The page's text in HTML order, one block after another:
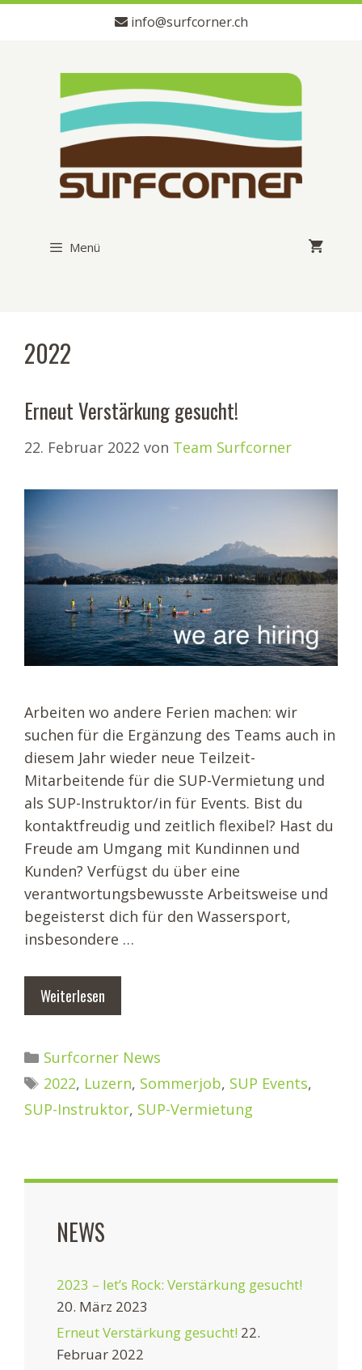
Zum
info@surfcorner.ch
Menü
2022
Erneut Verstärkung gesucht!
22. Februar 2022 von Team Surfcorner
Arbeiten wo andere Ferien machen: wir
suchen für die Ergänzung des Teams auch in
diesem Jahr wieder neue Teilzeit-
Mitarbeitende für die SUP-Vermietung und
als SUP-Instruktor/in für Events. Bist du
kontaktfreudig und zeitlich flexibel? Hast du
Freude am Umgang mit Kundinnen und
Kunden? Verfügst du über eine
verantwortungsbewusste Arbeitsweise und
begeisterst dich für den Wassersport,
insbesondere …
Weiterlesen
Kategorien
Surfcorner News
Schlagwörter
2022, Luzern, Sommerjob, SUP Events,
SUP-Instruktor, SUP-Vermietung
NEWS
2023 – let’s Rock: Verstärkung gesucht!
20. März 2023
Erneut Verstärkung gesucht! 22.
Februar 2022